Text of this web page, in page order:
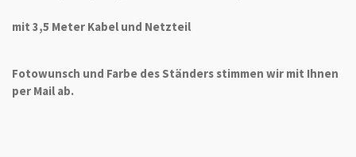
mit 3,5 Meter Kabel und Netzteil
Fotowunsch und Farbe des Ständers stimmen wir mit Ihnen
per Mail ab.